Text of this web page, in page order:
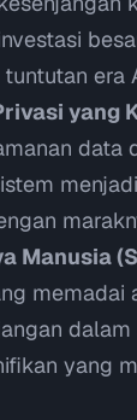
era
yang
data
Manusia
memadai
yang